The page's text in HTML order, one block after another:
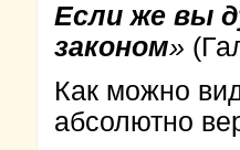
Если же вы
законом»
Как можно
абсолютно